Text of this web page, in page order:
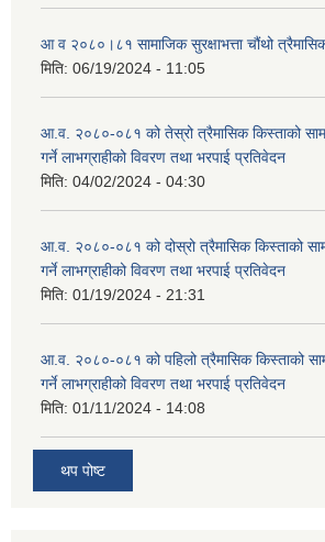
आ व २०८०।८१ सामाजिक सुरक्षाभत्ता चौंथो
मिति: 06/19/2024 - 11:05
आ.व. २०८०-०८१ को तेस्रो त्रैमासिक किस्ताको
गर्ने लाभग्राहीको विवरण तथा भरपाई प्रतिवेदन
मिति: 04/02/2024 - 04:30
आ.व. २०८०-०८१ को दोस्रो त्रैमासिक किस्ताको
गर्ने लाभग्राहीको विवरण तथा भरपाई प्रतिवेदन
मिति: 01/19/2024 - 21:31
आ.व. २०८०-०८१ को पहिलो त्रैमासिक किस्ताको
गर्ने लाभग्राहीको विवरण तथा भरपाई प्रतिवेदन
मिति: 01/11/2024 - 14:08
थप पोष्ट